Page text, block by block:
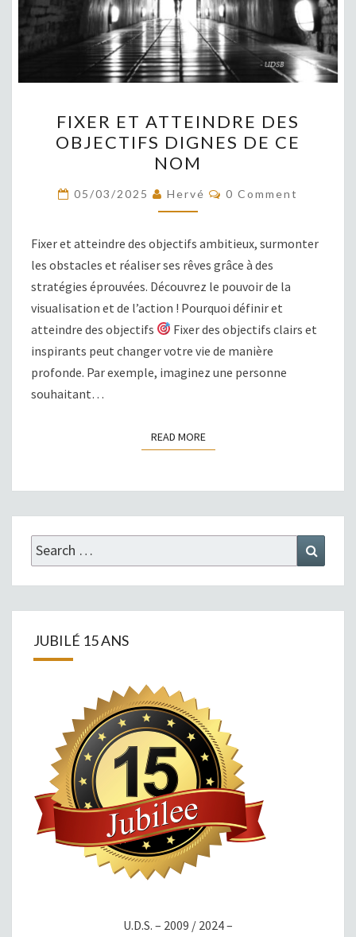
ET
ATTEINDRE
DES
OBJECTIFS
DIGNES
FIXER ET ATTEINDRE DES
OBJECTIFS DIGNES DE CE
NOM
05/03/2025 Hervé COMMENTS
0 Comment
Fixer et atteindre des objectifs ambitieux, surmonter
les obstacles et réaliser ses rêves grâce à des
stratégies éprouvées. Découvrez le pouvoir de la
visualisation et de l’action ! Pourquoi définir et
atteindre des objectifs
Fixer des objectifs clairs et
inspirants peut changer votre vie de manière
profonde. Par exemple, imaginez une personne
souhaitant…
READ MOREREAD MORE
Search
for:
JUBILÉ 15 ANS
U.D.S. – 2009 / 2024 –